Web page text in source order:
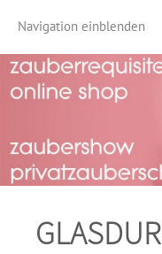
Navigation einblenden